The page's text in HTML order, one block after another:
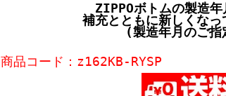
ZIPPOボトムの製造年
補充とともに新しくなっ
(製造年月のご
商品コード：z162KB-RYSP